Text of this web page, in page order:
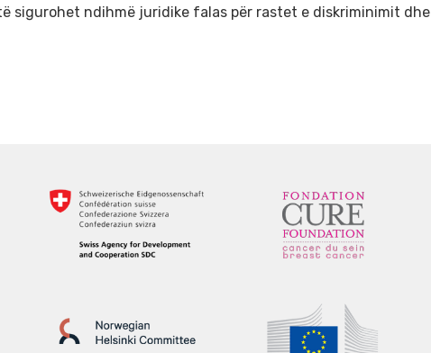
sigurohet ndihmë juridike falas për rastet e diskriminimit dhe